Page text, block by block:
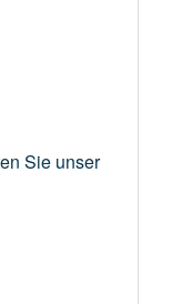
Sie unser